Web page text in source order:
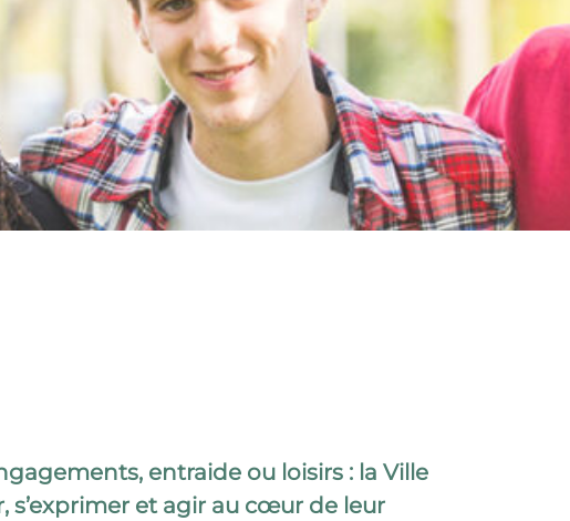
entraide ou loisirs : la Ville
s’exprimer et agir au cœur de leur